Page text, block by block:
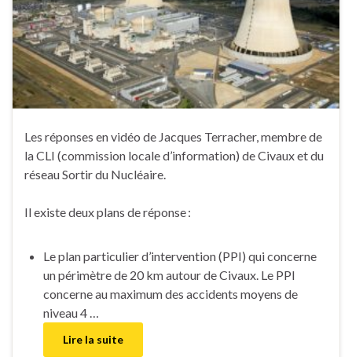
Les réponses en vidéo de Jacques Terracher, membre de
la CLI (commission locale d’information) de Civaux et du
réseau Sortir du Nucléaire.
Il existe deux plans de réponse :
Le plan particulier d’intervention (PPI) qui concerne
un périmètre de 20 km autour de Civaux. Le PPI
concerne au maximum des accidents moyens de
niveau 4 …
Lire la suite